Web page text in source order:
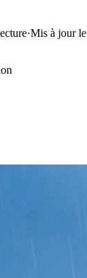
·Mis à jour le